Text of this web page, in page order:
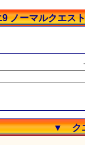
ノーマルクエス
▼ ク